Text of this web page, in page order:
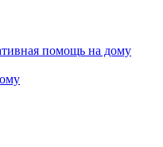
помощь на дому